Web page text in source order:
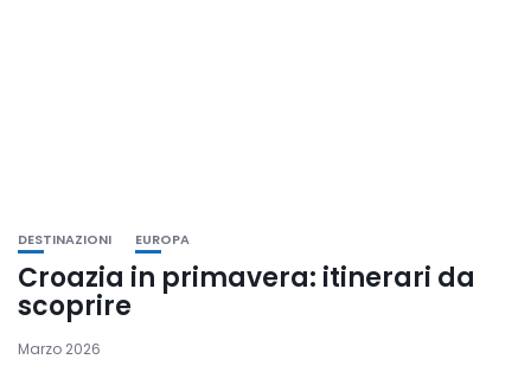
DESTINAZIONI EUROPA
Croazia in primavera: itinerari da
scoprire
Marzo 2026